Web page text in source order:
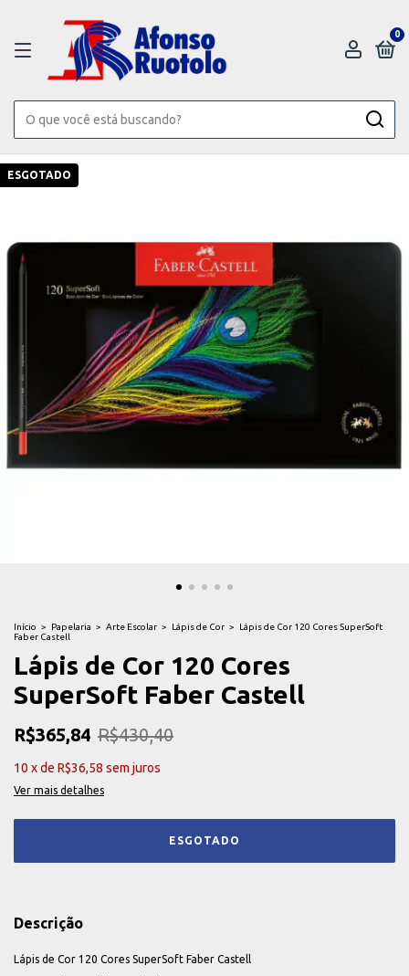
0
ESGOTADO
Início > Papelaria > Arte Escolar > Lápis de Cor >
Lápis de Cor 120 Cores SuperSoft
Faber Castell
Lápis de Cor 120 Cores
SuperSoft Faber Castell
R$365,84 R$430,40
10 xde R$36,58 sem juros
Ver mais detalhes
Descrição
Lápis de Cor 120 Cores SuperSoft Faber Castell